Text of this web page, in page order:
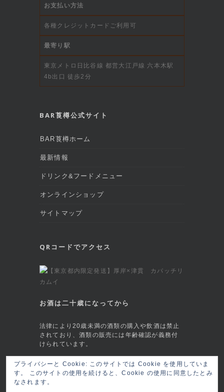
お支払い方法
各種クレジットカードご利用可
最寄り駅
東京メトロ日比谷線 都営大江戸線 六本木駅
4b出口 徒歩2分
BAR莨樽公式サイト
BAR莨樽ホーム
最新情報
ドリンク&フードメニュー
オンラインショップ
サイトマップ
QRコードでアクセス
お酒は二十歳になってから
法律により20歳未満の酒類の購入や飲酒は禁止
されており、酒類の販売には年齢確認が義務付
けられています。
This site is protected by reCAPTCHA and
the GooglePrivacy PolicyandTerms of
Service
プライバシーと Cookie: このサイトでは Cookie を使用していま
す。 このサイトの使用を続けると、Cookie の使用に同意したとみ
なされます。